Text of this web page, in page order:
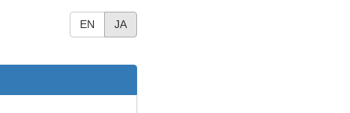
EN JA